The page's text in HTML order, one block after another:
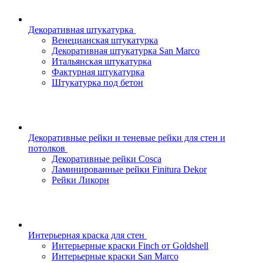
Декоративная штукатурка
Венецианская штукатурка
Декоративная штукатурка San Marco
Итальянская штукатурка
Фактурная штукатурка
Штукатурка под бетон
Декоративные рейки и теневые рейки для стен и
потолков
Декоративные рейки Cosca
Ламинированные рейки Finitura Dekor
Рейки Ликорн
Интерьерная краска для стен
Интерьерные краски Finch от Goldshell
Интерьерные краски San Marco